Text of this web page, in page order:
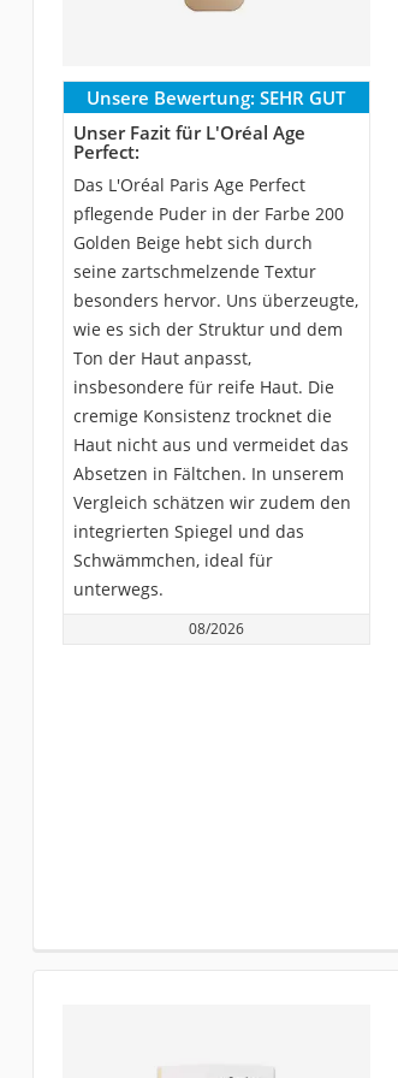
Unsere Bewertung: SEHR GUT
Unser Fazit für L'Oréal Age
Perfect:
Das L'Oréal Paris Age Perfect
pflegende Puder in der Farbe 200
Golden Beige hebt sich durch
seine zartschmelzende Textur
besonders hervor. Uns überzeugte,
wie es sich der Struktur und dem
Ton der Haut anpasst,
insbesondere für reife Haut. Die
cremige Konsistenz trocknet die
Haut nicht aus und vermeidet das
Absetzen in Fältchen. In unserem
Vergleich schätzen wir zudem den
integrierten Spiegel und das
Schwämmchen, ideal für
unterwegs.
08/2026